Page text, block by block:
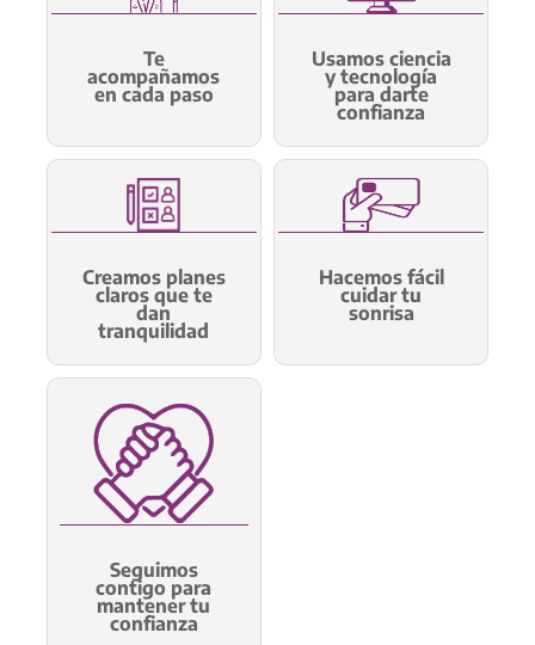
Te
acompañamos
en cada paso
Usamos ciencia
y tecnología
para darte
confianza
Creamos planes
claros que te
dan
tranquilidad
Hacemos fácil
cuidar tu
sonrisa
Seguimos
contigo para
mantener tu
confianza